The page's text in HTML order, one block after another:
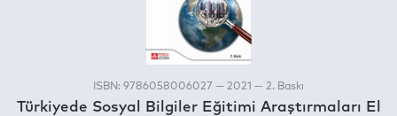
ISBN: 9786058006027 — 2021 — 2. Baskı
Türkiyede Sosyal Bilgiler Eğitimi Araştırmaları El